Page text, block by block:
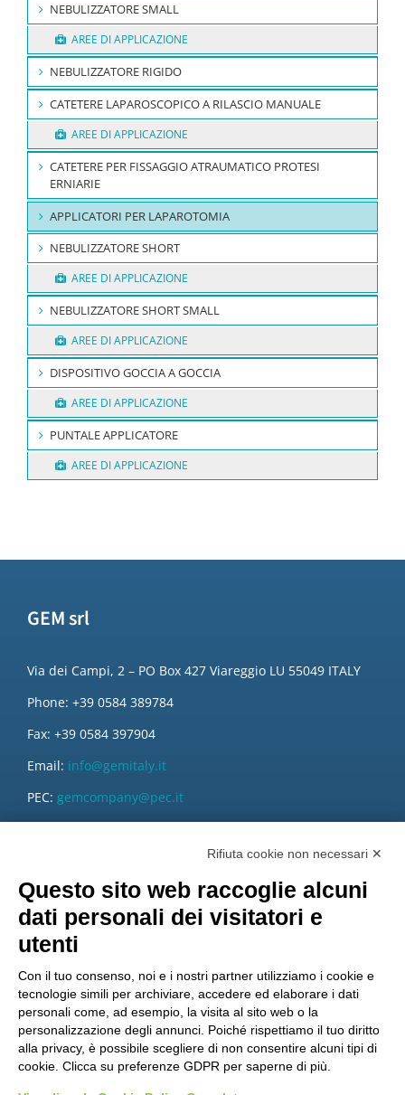
NEBULIZZATORE SMALL
AREE DI APPLICAZIONE
NEBULIZZATORE RIGIDO
CATETERE LAPAROSCOPICO A RILASCIO MANUALE
AREE DI APPLICAZIONE
CATETERE PER FISSAGGIO ATRAUMATICO PROTESI
ERNIARIE
APPLICATORI PER LAPAROTOMIA
NEBULIZZATORE SHORT
AREE DI APPLICAZIONE
NEBULIZZATORE SHORT SMALL
AREE DI APPLICAZIONE
DISPOSITIVO GOCCIA A GOCCIA
AREE DI APPLICAZIONE
PUNTALE APPLICATORE
AREE DI APPLICAZIONE
GEM srl
Via dei Campi, 2 – PO Box 427 Viareggio LU 55049 ITALY
Phone: +39 0584 389784
Fax: +39 0584 397904
Email: info@gemitaly.it
PEC: gemcompany@pec.it
Rifiuta cookie non necessari ✕
Questo sito web raccoglie alcuni
dati personali dei visitatori e
utenti
Con il tuo consenso, noi e i nostri partner utilizziamo i cookie e
tecnologie simili per archiviare, accedere ed elaborare i dati
personali come, ad esempio, la visita al sito web o la
personalizzazione degli annunci. Poiché rispettiamo il tuo diritto
alla privacy, è possibile scegliere di non consentire alcuni tipi di
cookie. Clicca su preferenze GDPR per saperne di più.